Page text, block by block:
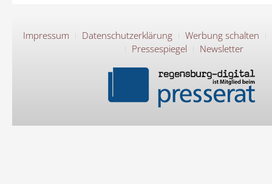
Impressum Datenschutzerklärung
Werbung schalten
Pressespiegel
Newsletter